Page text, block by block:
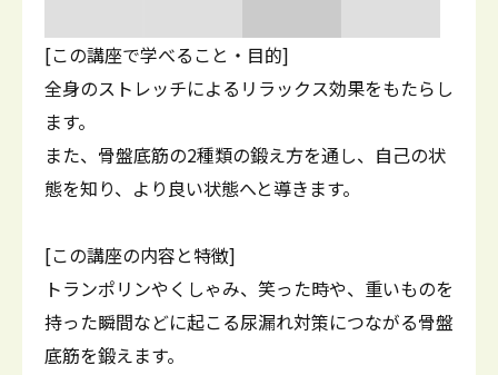
[この講座で学べること・目的]
全身のストレッチによるリラックス効果をもたらし
ます。
また、骨盤底筋の2種類の鍛え方を通し、自己の状
態を知り、より良い状態へと導きます。
[この講座の内容と特徴]
トランポリンやくしゃみ、笑った時や、重いものを
持った瞬間などに起こる尿漏れ対策につながる骨盤
底筋を鍛えます。